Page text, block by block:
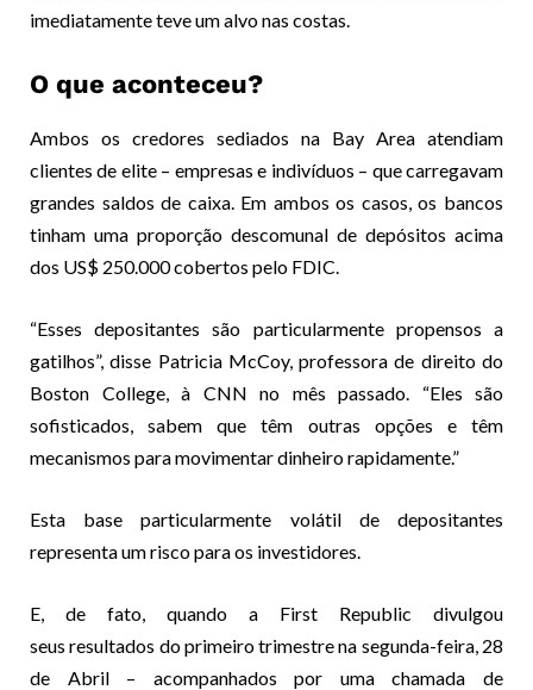
imediatamente teve um alvo nas costas.
O que aconteceu?
Ambos os credores sediados na Bay Area atendiam
clientes de elite – empresas e indivíduos – que carregavam
grandes saldos de caixa. Em ambos os casos, os bancos
tinham uma proporção descomunal de depósitos acima
dos US$ 250.000 cobertos pelo FDIC.
“Esses depositantes são particularmente propensos a
gatilhos”, disse Patricia McCoy, professora de direito do
Boston College, à CNN no mês passado. “Eles são
sofisticados, sabem que têm outras opções e têm
mecanismos para movimentar dinheiro rapidamente.”
Esta base particularmente volátil de depositantes
representa um risco para os investidores.
E, de fato, quando a First Republic divulgou
seus resultados do primeiro trimestre na segunda-feira, 28
de Abril – acompanhados por uma chamada de